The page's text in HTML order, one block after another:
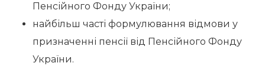
Пенсійного Фонду України;
найбільш часті формулювання відмови у
призначенні пенсії від Пенсійного Фонду
України.